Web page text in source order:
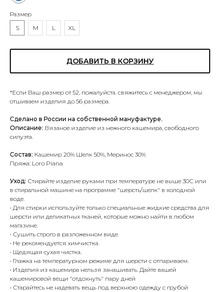
Размер
S
M L XL
ДОБАВИТЬ В КОРЗИНУ
*Если Ваш размер от 52, пожалуйста. свяжитесь с менеджером, мы
отшиваем изделия до 56 размера.
Сделано в России на собственной мануфактуре.
Описание: Вязаное изделие из нежного кашемира, свободного
силуэта.
Состав: Кашемир 20% Шелк 50%, Меринос 30%
Пряжа: Loro Piana
Уход: Стирайте изделие руками при температуре не выше 30С или
в стиральной машине на программе "шерсть/шелк" в холодной
воде.
• Для стирки используйте только специальные жидкие средства для
шерсти или деликатных тканей, которые можно найти в любом
магазине.
• Сушить строго в разложенном виде.
• Не рекомендуется химчистка.
• Щедящая сухая чистка.
• Глажка на температурном режиме для шерсти с отпариваем.
• Изделия из кашемира нельзя занашивать. Дайте вашей
кашемировой вещи "отдохнуть" пару дней
• Старайтесь не надевать вещь под верхнюю одежду с грубой